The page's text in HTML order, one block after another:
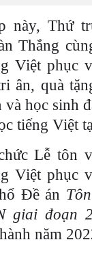
này, Thứ
Thắng
Việt phục
ân, quà
và học sinh
tiếng Việt
Lễ tôn
Việt phục
Đề án
giai đoạn
năm